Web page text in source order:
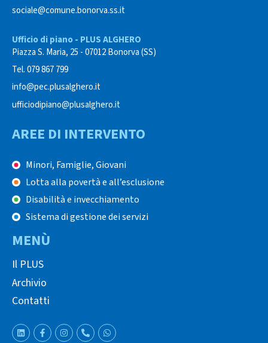
sociale@comune.bonorva.ss.it
Ufficio di piano - PLUS ALGHERO
Piazza S. Maria, 25 - 07012 Bonorva (SS)
Tel. 079 867 799
info@pec.plusalghero.it
ufficiodipiano@plusalghero.it
AREE DI INTERVENTO
Minori, Famiglie, Giovani
Lotta alla povertà e all’esclusione
Disabilità e invecchiamento
Sistema di gestione dei servizi
MENÙ
Il PLUS
Archivio
Contatti